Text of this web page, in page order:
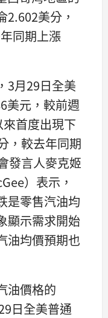
2.602美分，
同期上漲
3月29日全美
美元，較前週
首度出現下
，較去年同期
發言人麥克姬
）表示，
是零售汽油均
顯示需求開始
油均價預期也
油價格的
日全美普通